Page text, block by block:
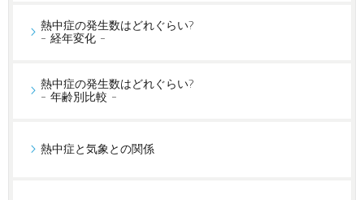
熱中症の発生数はどれぐらい?
- 経年変化 -
熱中症の発生数はどれぐらい?
- 年齢別比較 -
熱中症と気象との関係